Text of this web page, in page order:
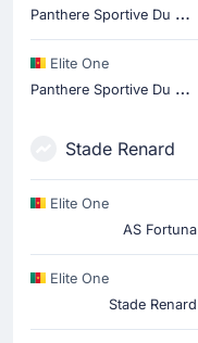
P
anthere Sportive Du Nde
Elite One
P
anthere Sportive Du Nde
Stade Renard
Elite One
AS Fortuna
Elite One
Stade Renard